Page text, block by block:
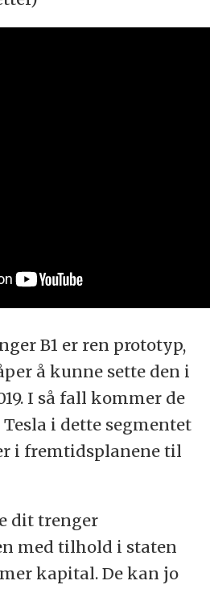
B1 er ren prototyp,
å kunne sette den i
I så fall kommer de
i dette segmentet
i fremtidsplanene til
dit trenger
med tilhold i staten
kapital. De kan jo